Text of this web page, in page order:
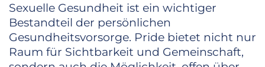
Sexuelle Gesundheit ist ein wichtiger
Bestandteil der persönlichen
Gesundheitsvorsorge. Pride bietet nicht nur
Raum für Sichtbarkeit und Gemeinschaft,